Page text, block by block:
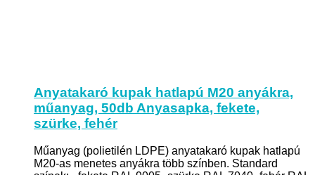
Anyatakaró kupak hatlapú M20 anyákra,
műanyag, 50db Anyasapka, fekete,
szürke, fehér
Műanyag (polietilén LDPE) anyatakaró kupak hatlapú
M20-as menetes anyákra több színben. Standard